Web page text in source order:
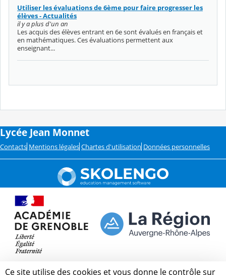
Utiliser les évaluations de 6ème pour faire progresser les
élèves - Actualités
il y a plus d'un an
Les acquis des élèves entrant en 6e sont évalués en français et
en mathématiques. Ces évaluations permettent aux
enseignant...
Lycée Jean Monnet
Contacts Mentions légales Chartes d'utilisation Données personnelles
Ce site utilise des cookies et vous donne le contrôle sur